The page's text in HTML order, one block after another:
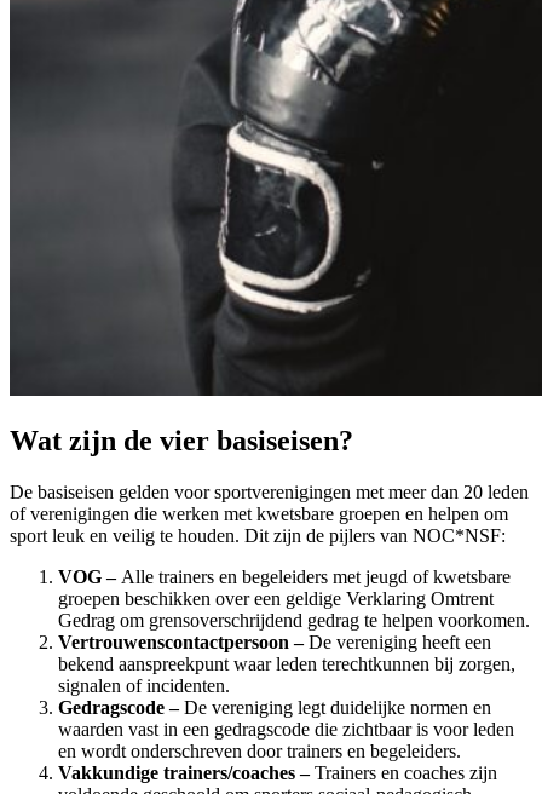
Wat zijn de vier basiseisen?​
De basiseisen gelden voor sportverenigingen met meer dan 20 leden
of verenigingen die werken met kwetsbare groepen en helpen om
sport leuk en veilig te houden. Dit zijn de pijlers van NOC*NSF:
VOG –Alle trainers en begeleiders met jeugd of kwetsbare
groepen beschikken over een geldige Verklaring Omtrent
Gedrag om grensoverschrijdend gedrag te helpen voorkomen.
Vertrouwenscontactpersoon –De vereniging heeft een
bekend aanspreekpunt waar leden terechtkunnen bij zorgen,
signalen of incidenten.
Gedragscode –De vereniging legt duidelijke normen en
waarden vast in een gedragscode die zichtbaar is voor leden
en wordt onderschreven door trainers en begeleiders.
Vakkundige trainers/coaches –Trainers en coaches zijn